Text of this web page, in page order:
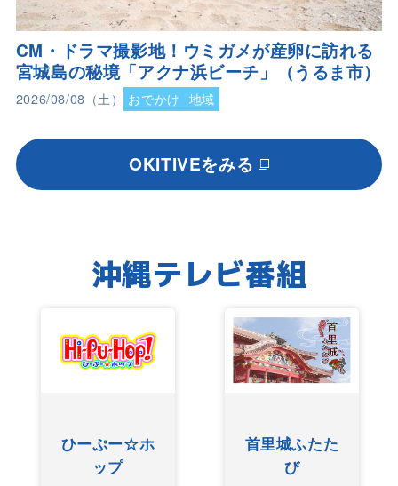
CM・ドラマ撮影地！ウミガメが産卵に訪れる
宮城島の秘境「アクナ浜ビーチ」（うるま市）
2026/08/08（土） おでかけ 地域
OKITIVEをみる
沖縄テレビ番組
ぐしけんさん
友近ありんく
りんのい～あ
んべぇ